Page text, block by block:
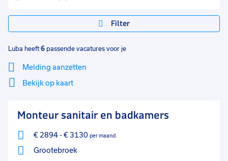
Filter
Luba heeft 6 passende vacatures voor je
Melding aanzetten
Bekijk op kaart
Filter
Sluiten
Monteur sanitair en badkamers
€ 2894- € 3130 per maand
Grootebroek